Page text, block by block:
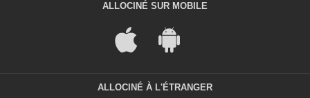
ALLOCINÉ SUR MOBILE
ALLOCINÉ À L'ÉTRANGER